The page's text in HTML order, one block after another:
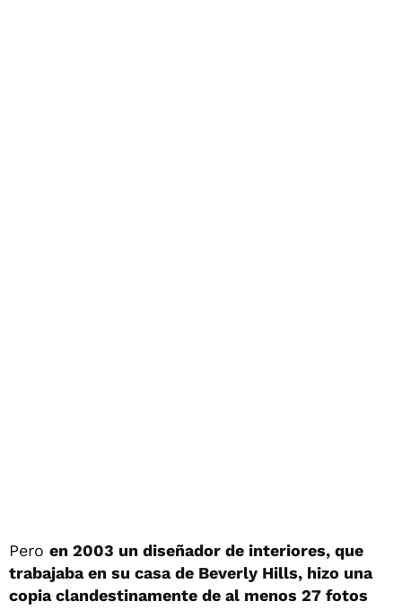
Pero en 2003 un diseñador de interiores, que
trabajaba en su casa de Beverly Hills, hizo una
copia clandestinamente de al menos 27 fotos